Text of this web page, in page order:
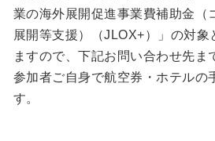
業の海外展開促進事業費補助金（
展開等支援）（JLOX+）」の対象
ますので、下記お問い合わせ先ま
参加者ご自身で航空券・ホテルの
す。